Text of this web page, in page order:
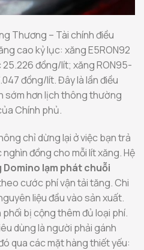
Thương – Tài chính điều
cao kỷ lục: xăng E5RON92
đồng/lít; xăng RON95-
đồng/lít. Đây là lần điều
sớm hơn lịch thông thường
Chính phủ.
chỉ dừng lại ở việc bạn trả
đồng cho mỗi lít xăng. Hệ
Domino lạm phát chuỗi
cước phí vận tải tăng. Chi
liệu đầu vào sản xuất.
bị cộng thêm đủ loại phí.
dùng là người phải gánh
qua các mặt hàng thiết yếu: